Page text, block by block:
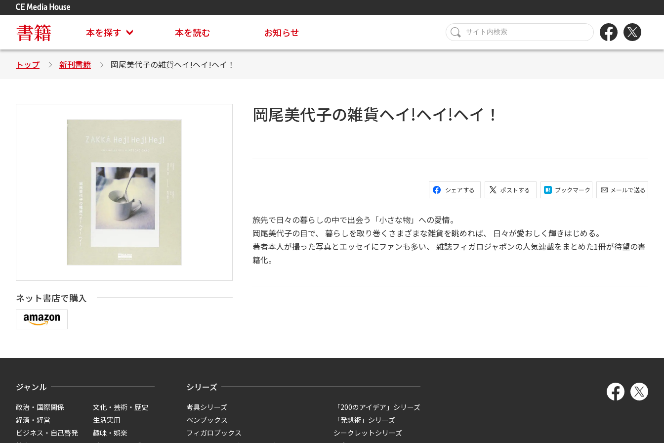
書籍 本を探す 本を読む お知らせ
トップ 新刊書籍 岡尾美代子の雑貨ヘイ!ヘイ!ヘイ！
ネット書店で購入
岡尾美代子の雑貨ヘイ!ヘイ!ヘイ！
シェアする ポストする ブックマーク メールで送る
旅先で日々の暮らしの中で出会う「小さな物」への愛情。
岡尾美代子の目で、 暮らしを取り巻くさまざまな雑貨を眺めれば、 日々が愛おしく輝きはじめる。
著者本人が撮った写真とエッセイにファンも多い、 雑誌フィガロジャポンの人気連載をまとめた1冊が待望の書
籍化。
ジャンル
政治・国際関係
経済・経営
ビジネス・自己啓発
文化・芸術・歴史
生活実用
趣味・娯楽
シリーズ
考具シリーズ
ペンブックス
フィガロブックス
「200のアイデア」シリーズ
「発想術」シリーズ
シークレットシリーズ